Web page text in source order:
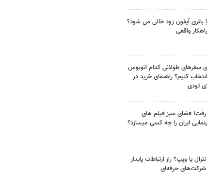
باتری آیفون زود خالی می شود؟
سفرهای طولانی کدام اتوبوس
کنیم؟ راهنمای خرید در
تودی
رفت! فضای سبز فیلم های
ایران را چه کسی میسازد؟
یا ویپ؟ راز ارتباطات پایدار
شرکت‌های حرفه‌ای